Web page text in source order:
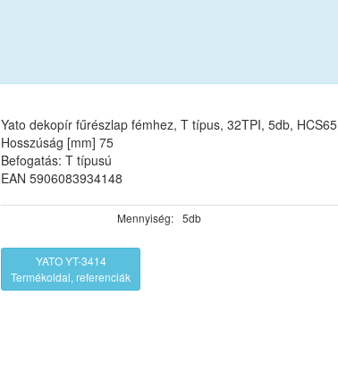
Yato dekopír fűrészlap fémhez, T típus, 32TPI, 5db, HCS65
Hosszúság [mm] 75
Befogatás: T típusú
EAN 5906083934148
Mennyiség: 5db
YATO YT-3414
Termékoldal, referenciák